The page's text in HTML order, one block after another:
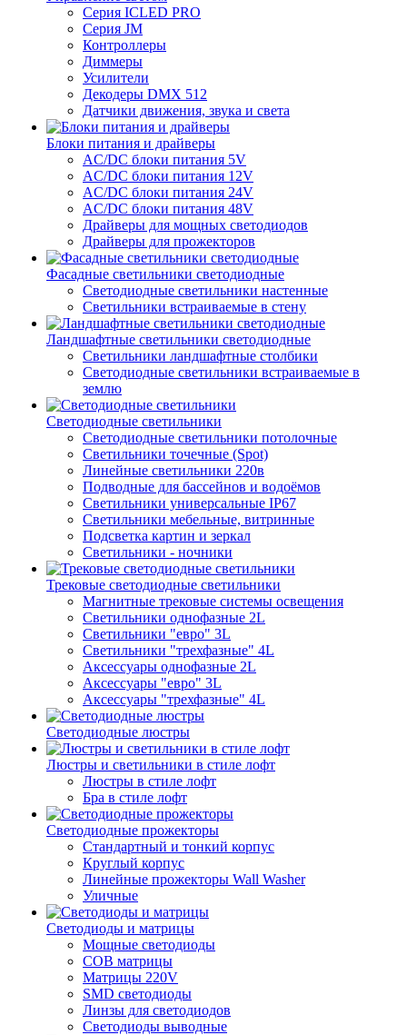
Серия ICLED PRO
Серия JM
Контроллеры
Диммеры
Усилители
Декодеры DMX 512
Датчики движения, звука и света
Блоки питания и драйверы
AC/DC блоки питания 5V
AC/DC блоки питания 12V
AC/DC блоки питания 24V
AC/DC блоки питания 48V
Драйверы для мощных светодиодов
Драйверы для прожекторов
Фасадные светильники светодиодные
Светодиодные светильники настенные
Светильники встраиваемые в стену
Ландшафтные светильники светодиодные
Светильники ландшафтные столбики
Светодиодные светильники встраиваемые в
землю
Светодиодные светильники
Светодиодные светильники потолочные
Светильники точечные (Spot)
Линейные светильники 220в
Подводные для бассейнов и водоёмов
Светильники универсальные IP67
Светильники мебельные, витринные
Подсветка картин и зеркал
Светильники - ночники
Трековые светодиодные светильники
Магнитные трековые системы освещения
Светильники однофазные 2L
Светильники "евро" 3L
Светильники "трехфазные" 4L
Аксессуары однофазные 2L
Аксессуары "евро" 3L
Аксессуары "трехфазные" 4L
Светодиодные люстры
Люстры и светильники в стиле лофт
Люстры в стиле лофт
Бра в стиле лофт
Светодиодные прожекторы
Стандартный и тонкий корпус
Круглый корпус
Линейные прожекторы Wall Washer
Уличные
Светодиоды и матрицы
Мощные светодиоды
COB матрицы
Матрицы 220V
SMD светодиоды
Линзы для светодиодов
Светодиоды выводные